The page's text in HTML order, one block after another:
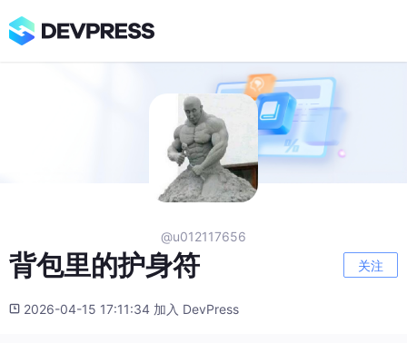
@u012117656
背包里的护身符 关注
2026-04-15 17:11:34 加入 DevPress